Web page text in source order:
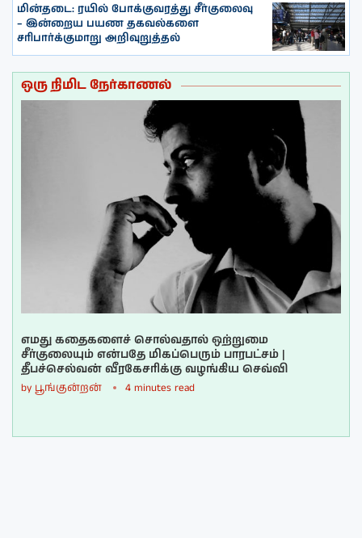
மின்தடை: ரயில் போக்குவரத்து சீர்குலைவு
– இன்றைய பயண தகவல்களை
சரிபார்க்குமாறு அறிவுறுத்தல்
ஒரு நிமிட நேர்காணல்
எமது கதைகளைச் சொல்வதால் ஒற்றுமை
சீர்குலையும் என்பதே மிகப்பெரும் பாரபட்சம் |
தீபச்செல்வன் வீரகேசரிக்கு வழங்கிய செவ்வி
by பூங்குன்றன் 4 minutes read